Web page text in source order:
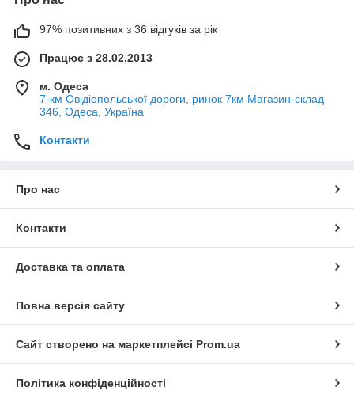
97% позитивних з 36 відгуків за рік
Працює з 28.02.2013
м. Одеса
7-км Овідіопольської дороги, ринок 7км Магазин-склад
346, Одеса, Україна
Контакти
Про нас
Контакти
Доставка та оплата
Повна версія сайту
Сайт створено на маркетплейсі Prom.ua
Політика конфіденційності